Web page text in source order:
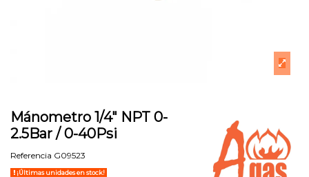
Mánometro 1/4" NPT 0-
2.5Bar / 0-40Psi
Referencia G09523
¡Últimas unidades en stock!